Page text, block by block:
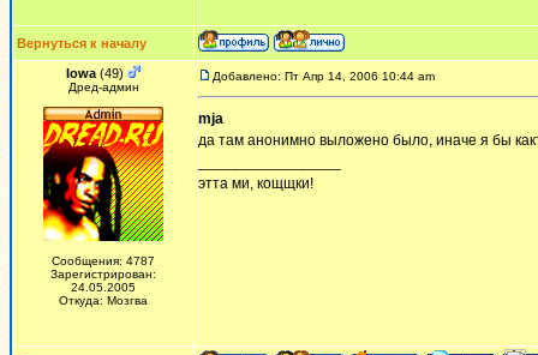
Вернуться к началу
Iowa (49)
Дред-админ
Сообщения: 4787
Зарегистрирован:
24.05.2005
Откуда: Мозгва
Добавлено: Пт Апр 14, 2006 10:44 am
mja
да там анонимно выложено было, иначе я бы
этта ми, кощщки!